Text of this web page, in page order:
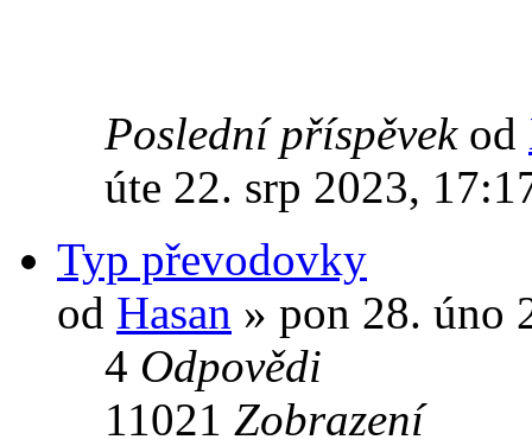
Poslední příspěvek od
úte 22. srp 2023,
Typ převodovky
od Hasan » pon 28. úno
4 Odpovědi
11021 Zobrazení